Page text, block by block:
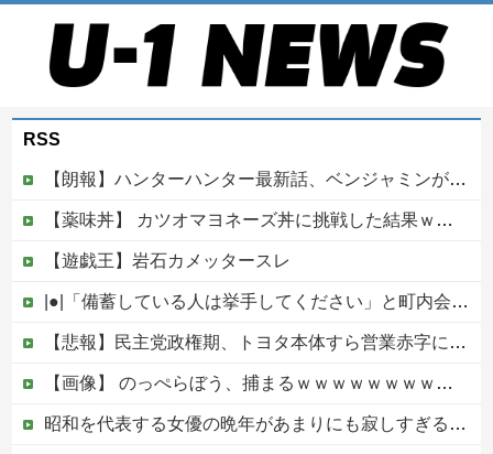
RSS
【朗報】ハンターハンター最新話、ベンジャミンが覚醒して主人公になるwwwwwwwwwww
【薬味丼】 カツオマヨネーズ丼に挑戦した結果ｗｗｗ（画像あり）
【遊戯王】岩石カメッタースレ
|●|「備蓄している人は挙手してください」と町内会のミーティング、何の気なしに手を挙げてしまった結果……
【悲報】民主党政権期、トヨタ本体すら営業赤字になる「超円高」…中小企業の景況も厳しい水準だった←これエグいよな他
【画像】 のっぺらぼう、捕まるｗｗｗｗｗｗｗｗｗｗ
昭和を代表する女優の晩年があまりにも寂しすぎる！と話題に、自身の子供を餓死する寸前までネグレクトした挙句……